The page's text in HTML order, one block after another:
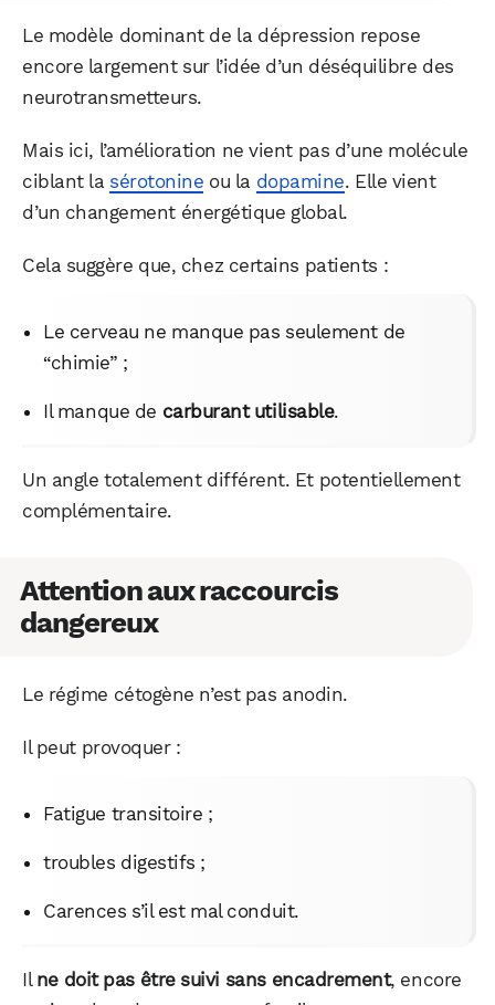
Le modèle dominant de la dépression repose
encore largement sur l’idée d’un déséquilibre des
neurotransmetteurs.
Mais ici, l’amélioration ne vient pas d’une molécule
ciblant la sérotonine ou la dopamine. Elle vient
d’un changement énergétique global.
Cela suggère que, chez certains patients :
Le cerveau ne manque pas seulement de
“chimie” ;
Il manque de carburant utilisable.
Un angle totalement différent. Et potentiellement
complémentaire.
Attention aux raccourcis
dangereux
Le régime cétogène n’est pas anodin.
Il peut provoquer :
Fatigue transitoire ;
troubles digestifs ;
Carences s’il est mal conduit.
Il ne doit pas être suivi sans encadrement, encore